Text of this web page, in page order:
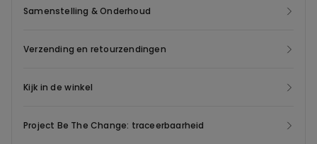
onbeperkt worden gerecycled en opnieuw vormgegeven. Dat
Samenstelling & Onderhoud
Verzending en retourzendingen
Kijk in de winkel
Project Be The Change: traceerbaarheid